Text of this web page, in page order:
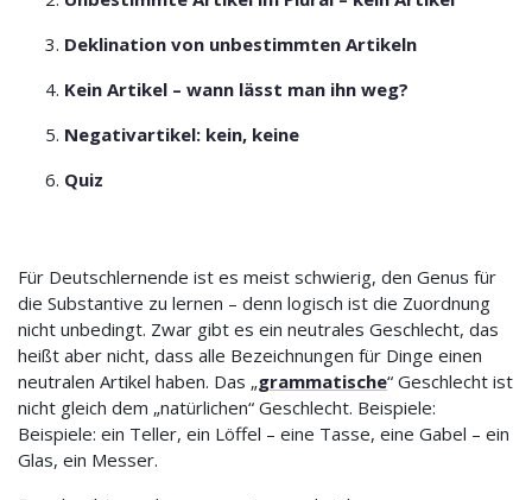
Deklination von unbestimmten Artikeln
Kein Artikel – wann lässt man ihn weg?
Negativartikel: kein, keine
Quiz
Für Deutschlernende ist es meist schwierig, den Genus für
die Substantive zu lernen – denn logisch ist die Zuordnung
nicht unbedingt. Zwar gibt es ein neutrales Geschlecht, das
heißt aber nicht, dass alle Bezeichnungen für Dinge einen
neutralen Artikel haben. Das „grammatische“ Geschlecht ist
nicht gleich dem „natürlichen“ Geschlecht. Beispiele:
Beispiele: ein Teller, ein Löffel – eine Tasse, eine Gabel – ein
Glas, ein Messer.